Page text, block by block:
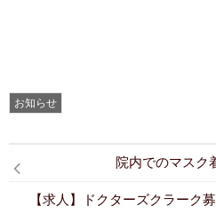
お知らせ
院内でのマスク
【求人】ドクターズクラーク